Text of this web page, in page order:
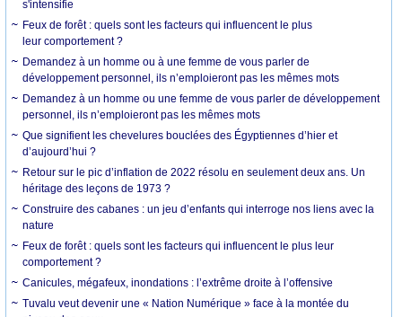
s'intensifie
Feux de forêt : quels sont les facteurs qui influencent le plus
leur comportement ?
Demandez à un homme ou à une femme de vous parler de
développement personnel, ils n’emploieront pas les mêmes mots
Demandez à un homme ou une femme de vous parler de développement
personnel, ils n’emploieront pas les mêmes mots
Que signifient les chevelures bouclées des Égyptiennes d’hier et
d’aujourd’hui ?
Retour sur le pic d’inflation de 2022 résolu en seulement deux ans. Un
héritage des leçons de 1973 ?
Construire des cabanes : un jeu d’enfants qui interroge nos liens avec la
nature
Feux de forêt : quels sont les facteurs qui influencent le plus leur
comportement ?
Canicules, mégafeux, inondations : l’extrême droite à l’offensive
Tuvalu veut devenir une « Nation Numérique » face à la montée du